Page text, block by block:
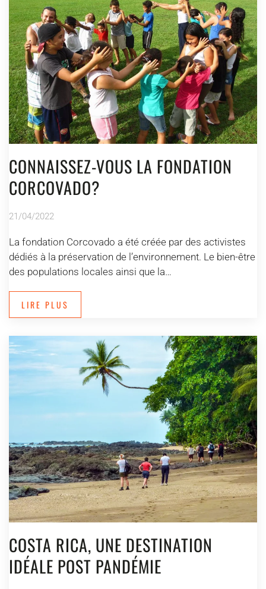
CONNAISSEZ-VOUS LA FONDATION
CORCOVADO?
21/04/2022
La fondation Corcovado a été créée par des activistes
dédiés à la préservation de l’environnement. Le bien-être
des populations locales ainsi que la…
LIRE PLUS
COSTA RICA, UNE DESTINATION
IDÉALE POST PANDÉMIE